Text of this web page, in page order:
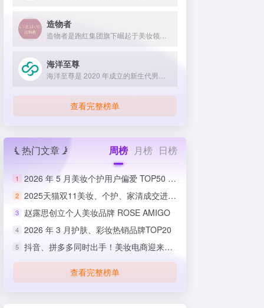
造物者
海洋至尊
查看完整榜单
热门文章 周榜 月榜 日榜
1 2026 年 5 月美妆个护用户偏爱 TOP50 榜单出炉
2 2025天猫双11美妆、个护、家清成交进度排行榜
3 赵露思创立个人美妆品牌 ROSE AMIGO
4 2026 年 3 月护肤、彩妆热销品牌TOP20
5 抖音、拼多多同时出手！美妆电商迎来史上最严整治
查看完整榜单